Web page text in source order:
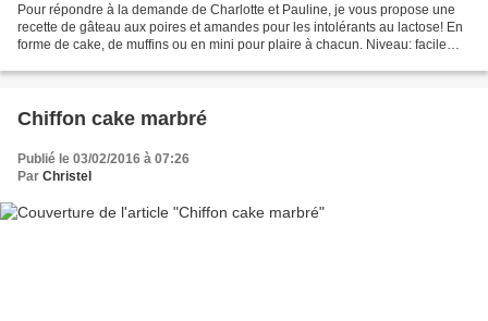
Pour répondre à la demande de Charlotte et Pauline, je vous propose une
recette de gâteau aux poires et amandes pour les intolérants au lactose! En
forme de cake, de muffins ou en mini pour plaire à chacun. Niveau: facile
Chiffon cake marbré
Publié le 03/02/2016 à 07:26
Par Christel